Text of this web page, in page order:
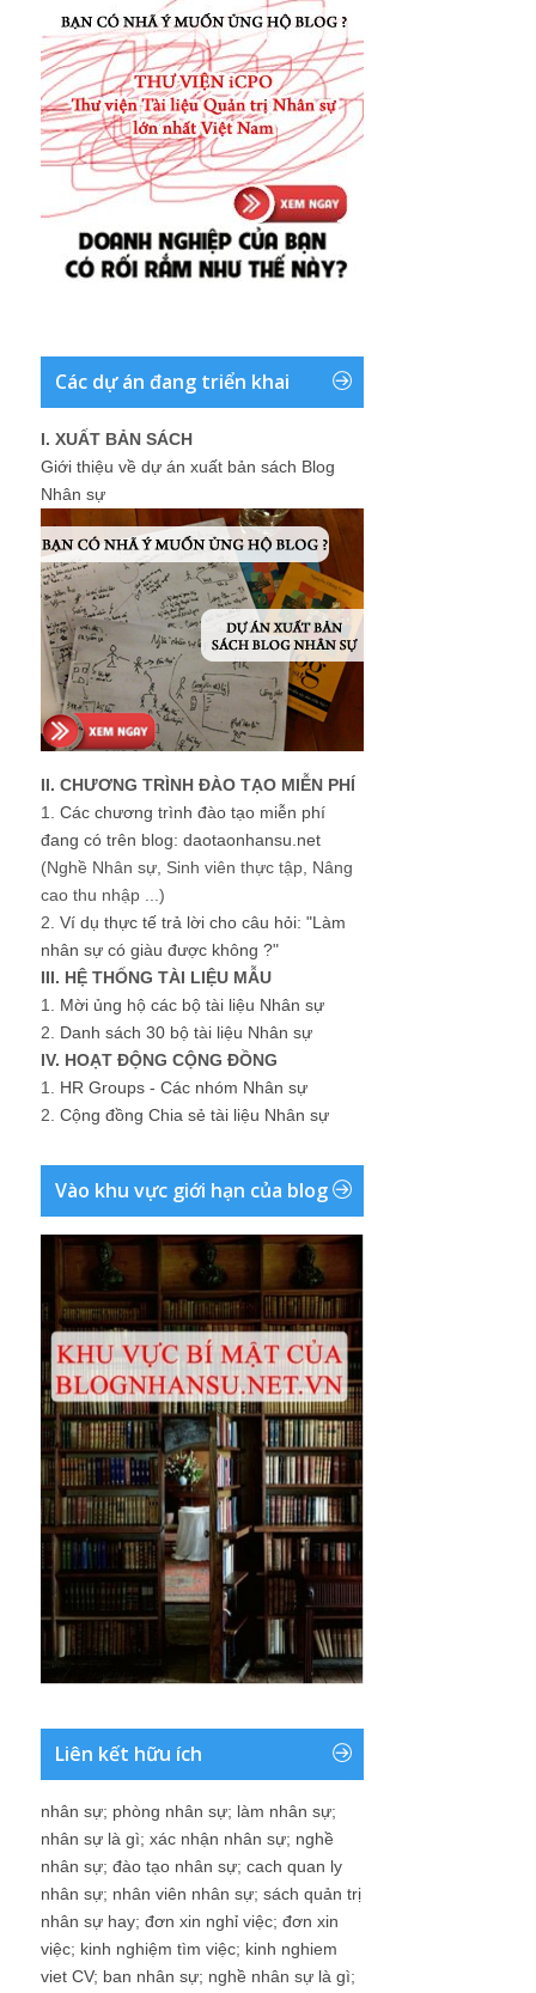
Các dự án đang triển khai
I. XUẤT BẢN SÁCH
Giới thiệu về dự án xuất bản sách Blog
Nhân sự
II. CHƯƠNG TRÌNH ĐÀO TẠO MIỄN PHÍ
1. Các chương trình đào tạo miễn phí
đang có trên blog: daotaonhansu.net
(Nghề Nhân sự, Sinh viên thực tập, Nâng
cao thu nhập ...)
2. Ví dụ thực tế trả lời cho câu hỏi: "Làm
nhân sự có giàu được không ?"
III. HỆ THỐNG TÀI LIỆU MẪU
1. Mời ủng hộ các bộ tài liệu Nhân sự
2. Danh sách 30 bộ tài liệu Nhân sự
IV. HOẠT ĐỘNG CỘNG ĐỒNG
1. HR Groups - Các nhóm Nhân sự
2. Cộng đồng Chia sẻ tài liệu Nhân sự
Vào khu vực giới hạn của blog
Liên kết hữu ích
nhân sự; phòng nhân sự; làm nhân sự;
nhân sự là gì; xác nhận nhân sự; nghề
nhân sự; đào tạo nhân sự; cach quan ly
nhân sự; nhân viên nhân sự; sách quản trị
nhân sự hay; đơn xin nghỉ việc; đơn xin
việc; kinh nghiệm tìm việc; kinh nghiem
viet CV; ban nhân sự; nghề nhân sự là gì;